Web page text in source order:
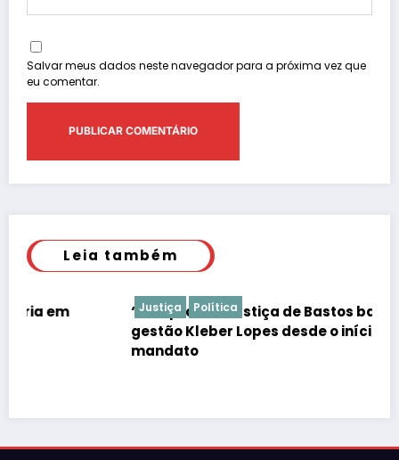
Salvar meus dados neste navegador para a próxima vez que
eu comentar.
Leia também
Justiça Política
“É de praxe”: Justiça de Bastos barrar atos da
gestão Kleber Lopes desde o início do